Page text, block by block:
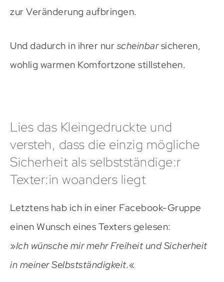
zur Veränderung aufbringen.
Und dadurch in ihrer nur scheinbarsicheren,
wohlig warmen Komfortzone stillstehen.
Lies das Kleingedruckte und
versteh, dass die einzig mögliche
Sicherheit als selbstständige:r
Texter:in woanders liegt
Letztens hab ich in einer Facebook-Gruppe
einen Wunsch eines Texters gelesen:
»Ich wünsche mir mehr Freiheit und Sicherheit
in meiner Selbstständigkeit.«